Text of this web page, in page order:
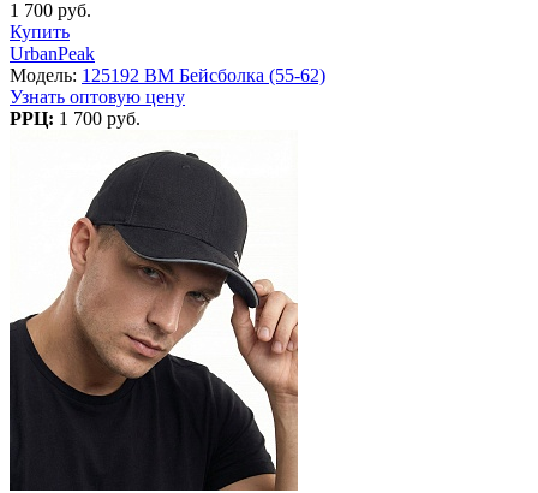
1 700 руб.
Купить
UrbanPeak
Модель: 125192 BM Бейсболка (55-62)
Узнать оптовую цену
РРЦ: 1 700 руб.